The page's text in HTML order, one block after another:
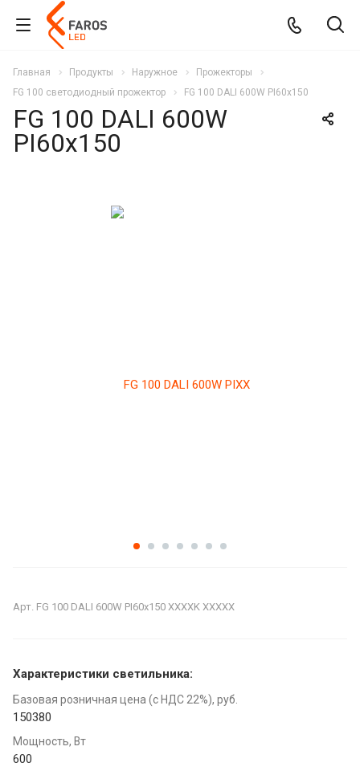
Главная Продукты Наружное
Прожекторы
FG 100 светодиодный прожектор
FG 100 DALI 600W PI60x150
FG 100 DALI 600W
PI60x150
Арт. FG 100 DALI 600W PI60x150 XXXXK XXXXX
Характеристики светильника:
Базовая розничная цена (с НДС 22%), руб.
150380
Мощность, Вт
600